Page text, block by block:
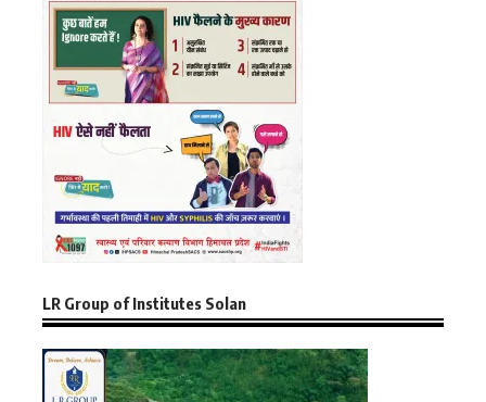
LR Group of Institutes Solan